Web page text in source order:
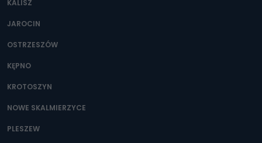
Można to zrobić pod numerem telefonu 62 735-51-05 lub
KALISZ
JAROCIN
OSTRZESZÓW
KĘPNO
KROTOSZYN
NOWE SKALMIERZYCE
PLESZEW